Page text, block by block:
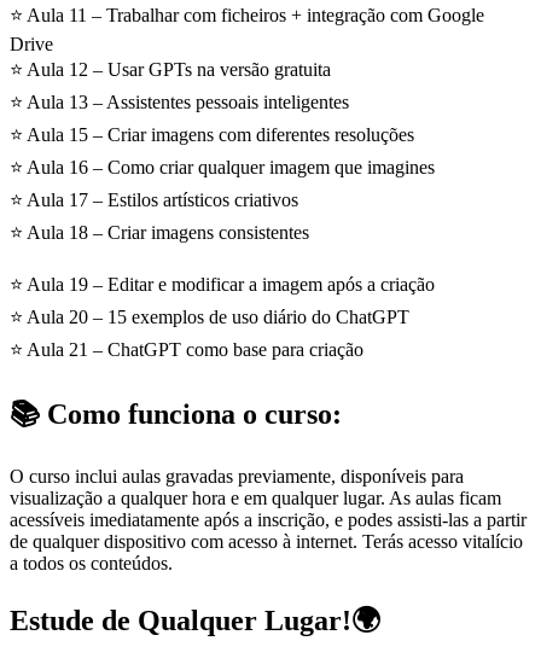
⭐ Aula 11 – Trabalhar com ficheiros + integração com Google
Drive
⭐ Aula 12 – Usar GPTs na versão gratuita
⭐ Aula 13 – Assistentes pessoais inteligentes
⭐ Aula 15 – Criar imagens com diferentes resoluções
⭐ Aula 16 – Como criar qualquer imagem que imagines
⭐ Aula 17 – Estilos artísticos criativos
⭐ Aula 18 – Criar imagens consistentes
⭐ Aula 19 – Editar e modificar a imagem após a criação
⭐ Aula 20 – 15 exemplos de uso diário do ChatGPT
⭐ Aula 21 – ChatGPT como base para criação
📚 Como funciona o curso:
O curso inclui aulas gravadas previamente, disponíveis para
visualização a qualquer hora e em qualquer lugar. As aulas ficam
acessíveis imediatamente após a inscrição, e podes assisti-las a partir
de qualquer dispositivo com acesso à internet. Terás acesso vitalício
a todos os conteúdos.
Estude de Qualquer Lugar!🌍